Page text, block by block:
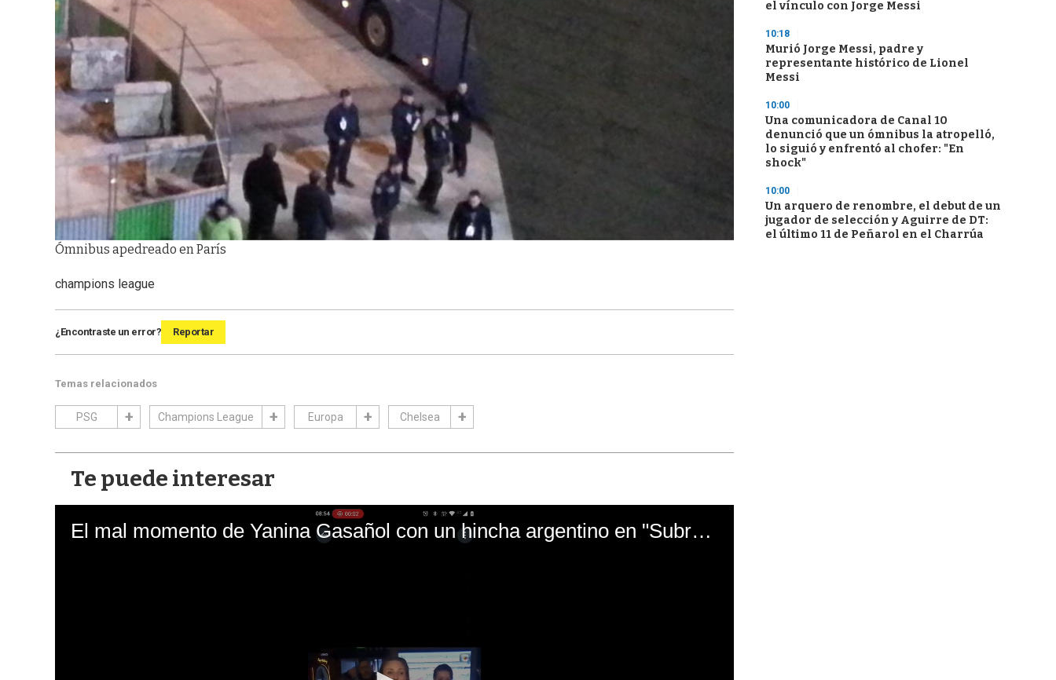
Ómnibus apedreado en París
champions league
¿Encontraste un error? Reportar
Temas relacionados
PSG Champions League Europa Chelsea
Te puede interesar
El mal momento de Yanina Gasañol con un hincha argentino en "Subrayado"
el vínculo con Jorge Messi
10:18
Murió Jorge Messi, padre y
representante histórico de Lionel
Messi
10:00
Una comunicadora de Canal 10
denunció que un ómnibus la atropelló,
lo siguió y enfrentó al chofer: "En
shock"
10:00
Un arquero de renombre, el debut de un
jugador de selección y Aguirre de DT:
el último 11 de Peñarol en el Charrúa